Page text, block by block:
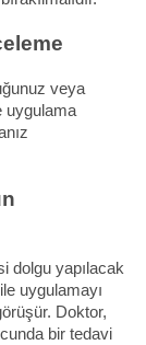
veya
uygulama
dolgu yapılacak
uygulamayı
Doktor,
bir tedavi